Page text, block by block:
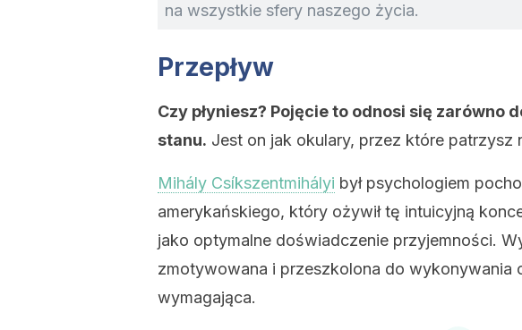
na wszystkie sfery naszego życia.
Przepływ
Czy płyniesz? Pojęcie to odnosi się zarówno
stanu. Jest on jak okulary, przez które patrzysz
Mihály Csíkszentmihályi był psychologiem
amerykańskiego, który ożywił tę intuicyjną
jako optymalne doświadczenie przyjemności.
zmotywowana i przeszkolona do wykonywania
wymagająca.